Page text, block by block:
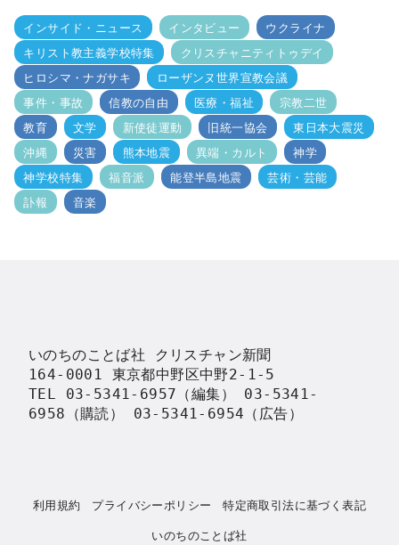
インサイド・ニュース インタビュー
ウクライナ
キリスト教主義学校特集
クリスチャニティトゥデイ
ヒロシマ・ナガサキ
ローザンヌ世界宣教会議
事件・事故
信教の自由 医療・福祉
宗教二世
教育
文学 新使徒運動 旧統一協会
東日本大震災
沖縄
災害 熊本地震 異端・カルト
神学
神学校特集
福音派 能登半島地震
芸術・芸能
訃報
音楽
いのちのことば社 クリスチャン新聞
164-0001 東京都中野区中野2-1-5
TEL 03-5341-6957（編集） 03-5341-
6958（購読） 03-5341-6954（広告）
利用規約 プライバシーポリシー
特定商取引法に基づく表記
いのちのことば社